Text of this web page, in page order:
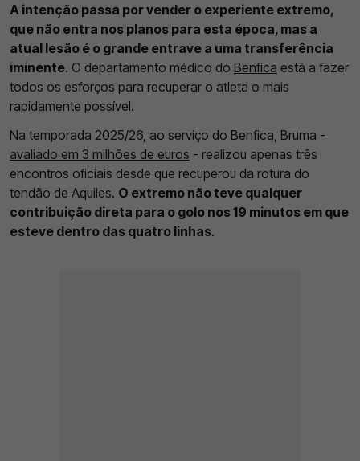
A intenção passa por vender o experiente extremo,
que não entra nos planos para esta época, mas a
atual lesão é o grande entrave a uma transferência
iminente. O departamento médico do Benfica está a fazer
todos os esforços para recuperar o atleta o mais
rapidamente possível.
Na temporada 2025/26, ao serviço do Benfica, Bruma -
avaliado em 3 milhões de euros - realizou apenas três
encontros oficiais desde que recuperou da rotura do
tendão de Aquiles. O extremo não teve qualquer
contribuição direta para o golo nos 19 minutos em que
esteve dentro das quatro linhas.